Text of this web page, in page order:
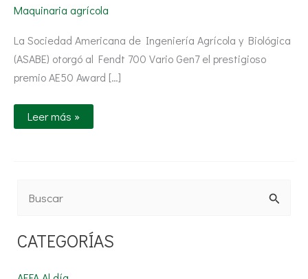
Maquinaria agrícola
La Sociedad Americana de Ingeniería Agrícola y Biológica
(ASABE) otorgó al Fendt 700 Vario Gen7 el prestigioso
premio AE50 Award […]
AE50
Leer más »
s
CATEGORÍAS